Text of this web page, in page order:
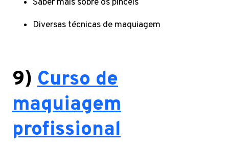
Diversas técnicas de maquiagem
9) Curso de
maquiagem
profissional